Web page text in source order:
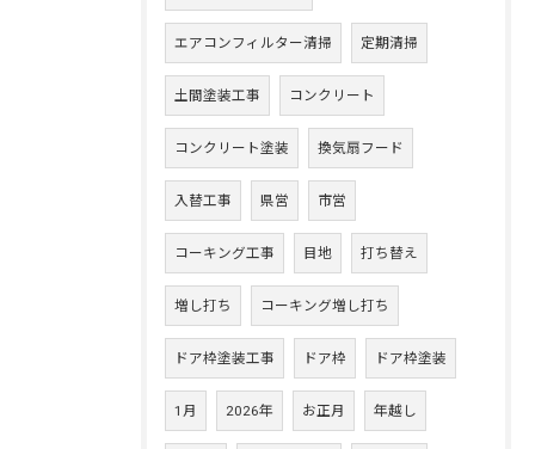
エアコンフィルター清掃 定期清掃
土間塗装工事 コンクリート
コンクリート塗装 換気扇フード
入替工事 県営 市営
コーキング工事 目地 打ち替え
増し打ち コーキング増し打ち
ドア枠塗装工事 ドア枠 ドア枠塗装
1月 2026年 お正月 年越し